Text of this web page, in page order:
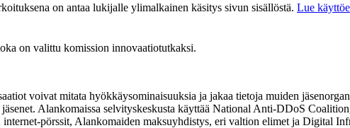
on antaa lukijalle ylimalkainen käsitys sivun sisällöstä. Lue
on valittu komission innovaatiotutkaksi.
voivat mitata hyökkäysominaisuuksia ja jakaa tietoja muiden
Alankomaissa selvityskeskusta käyttää National Anti-DDoS
pörssit, Alankomaiden maksuyhdistys, eri valtion elimet ja Digital